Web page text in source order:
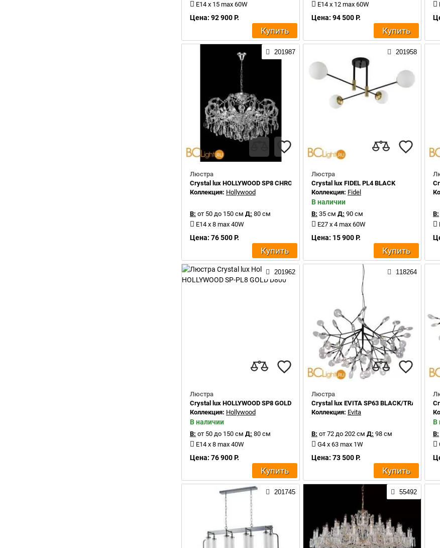
E14 x 15 max 60W
Цена: 92 900 Р.
Купить
E14 x 12 max 60W
Цена: 94 500 Р.
Купить
201987
Люстра
Crystal lux HOLLYWOOD SP8 CHROME
Коллекция: Hollywood
В: от 50 до 150 см Д: 80 см
E14 x 8 max 40W
Цена: 76 500 Р.
Купить
201958
Люстра
Crystal lux FIDEL PL4 BLACK
Коллекция: Fidel
В наличии
В: 35 см Д: 90 см
E27 x 4 max 60W
Цена: 15 900 Р.
Купить
В:
201962
Люстра
Crystal lux HOLLYWOOD SP8 GOLD
Коллекция: Hollywood
В наличии
В: от 50 до 150 см Д: 80 см
Е14 x 8 max 40W
Цена: 76 900 Р.
Купить
118264
Люстра
Crystal lux EVITA SP63 BLACK/
Коллекция: Evita
В: от 72 до 202 см Д: 98 см
G4 x 63 max 1W
Цена: 73 500 Р.
Купить
В
В:
201745 55492